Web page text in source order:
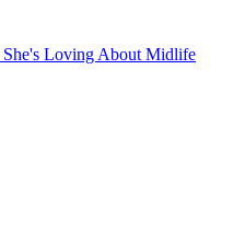
Loving About Midlife